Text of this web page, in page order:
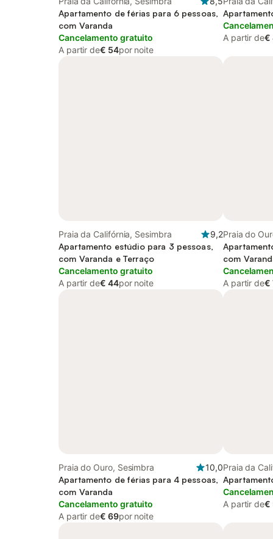
Apartamento de férias para 6 pessoas,
com Varanda
Cancelamento gratuito
A partir de€ 54por noite
A partir de€
Praia da Califórnia, Sesimbra
9,2
Apartamento estúdio para 3 pessoas,
com Varanda e Terraço
Cancelamento gratuito
A partir de€ 44por noite
Praia do
com
A partir de€
Praia do Ouro, Sesimbra
10,0
Apartamento de férias para 4 pessoas,
com Varanda
Cancelamento gratuito
A partir de€ 69por noite
Praia da
A partir de€